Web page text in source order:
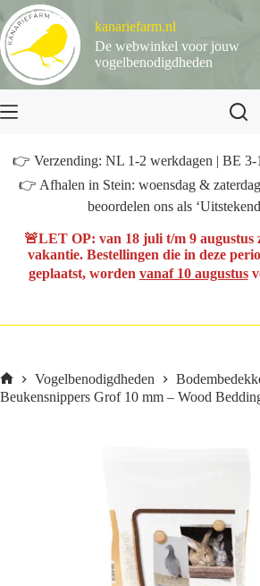
naar
de
inhoud
kanariefarm.nl
De webwinkel voor jouw
vogelbenodigdheden
👉 Verzending: NL 1-2 werkdagen | BE 3-
👉 Afhalen in Stein: woensdag &
beoordelen ons als
🚨LET OP: van 18 juli t/m 9 augustus
vakantie. Bestellingen die in deze
geplaatst, worden vanaf 10 augustus
Home
Vogelbenodigdheden
Beukensnippers Grof 10 mm – Wood